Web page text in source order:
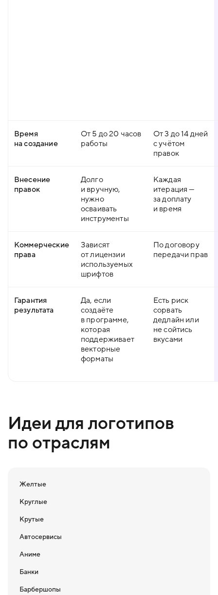
Время
на создание
От 5 до 20 часов
работы
От 3 до 14 дней
с учётом
правок
Внесение
правок
Долго
и вручную,
нужно
осваивать
инструменты
Каждая
итерация —
за доплату
и время
Коммерческие
права
Зависят
от лицензии
используемых
шрифтов
По договору
передачи прав
Гарантия
результата
Да, если
создаёте
в программе,
которая
поддерживает
векторные
форматы
Есть риск
сорвать
дедлайн или
не сойтись
вкусами
Идеи для логотипов
по отраслям
Желтые
Круглые
Крутые
Автосервисы
Аниме
Банки
Барбершопы